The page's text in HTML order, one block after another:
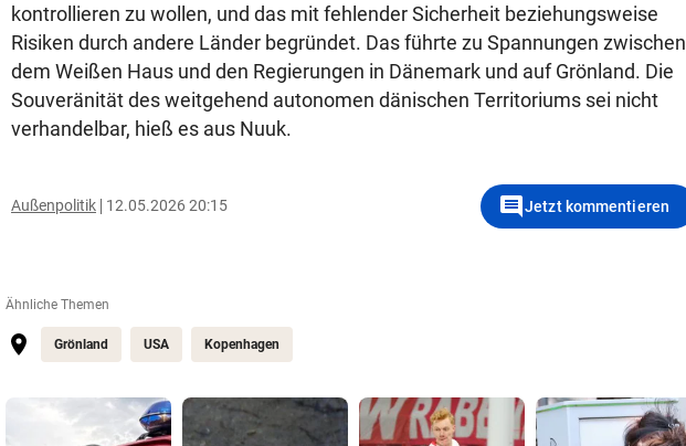
kontrollieren zu wollen, und das mit fehlender Sicherheit beziehungsweise
Risiken durch andere Länder begründet. Das führte zu Spannungen zwischen
dem Weißen Haus und den Regierungen in Dänemark und auf Grönland. Die
Souveränität des weitgehend autonomen dänischen Territoriums sei nicht
verhandelbar, hieß es aus Nuuk.
Außenpolitik 12.05.2026 20:15 commentJetzt kommentieren
Ähnliche Themen
Grönland USA Kopenhagen